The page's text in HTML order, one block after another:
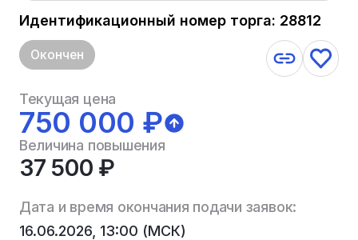
Идентификационный номер торга: 28812
Окончен
Текущая цена
750 000 ₽
Величина повышения
37 500 ₽
Дата и время окончания подачи заявок:
16.06.2026, 13:00 (МСК)